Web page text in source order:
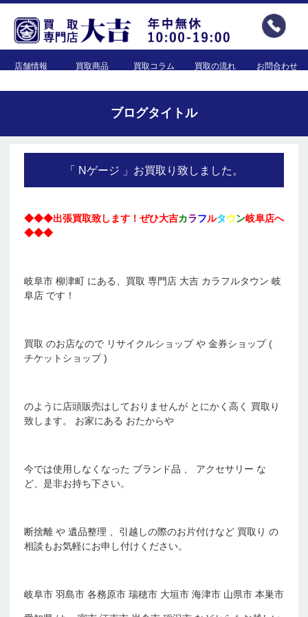
店舗情報 買取商品 買取コラム 買取の流れ お問合わせ
ブログタイトル
「 Nゲージ 」お買取り致しました。
◆◆◆出張買取致します！ぜひ大吉カラフルタウン岐阜店へ
◆◆◆
岐阜市 柳津町 にある、買取 専門店 大吉 カラフルタウン 岐
阜店 です！
買取 のお店なので リサイクルショップ や 金券ショップ (
チケットショップ )
のように店頭販売はしておりませんが とにかく高く 買取り
致します。 お家にある おたからや
今では使用しなくなった ブランド品 、 アクセサリー な
ど、是非お持ち下さい。
断捨離 や 遺品整理 、引越しの際のお片付けなど 買取り の
相談もお気軽にお申し付けください。
岐阜市 羽島市 各務原市 瑞穂市 大垣市 海津市 山県市 本巣市